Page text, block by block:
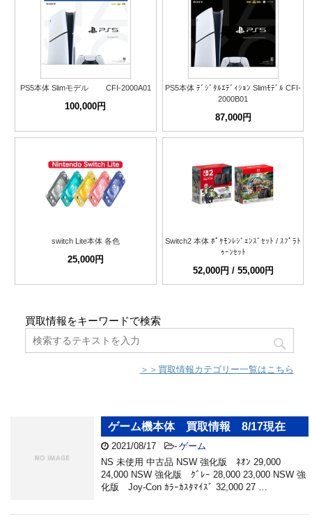
PS5本体 Slimモデル CFI-2000A01
100,000円
PS5本体 ﾃﾞｼﾞﾀﾙｴﾃﾞｨｼｮﾝ Slimﾓﾃﾞﾙ CFI-
2000B01
87,000円
switch Lite本体 各色
25,000円
Switch2 本体 ﾎﾟｹﾓﾝﾚｼﾞｪﾝｽﾞｾｯﾄ / ｽﾌﾟﾗﾄ
ｩｰﾝｾｯﾄ
52,000円 / 55,000円
買取情報をキーワードで検索
＞＞買取情報カテゴリー一覧はこちら
ゲーム機本体 買取情報 8/17現在
2021/08/17 - ゲーム
NS 未使用 中古品 NSW 強化版 ﾈｵﾝ 29,000
24,000 NSW 強化版 ｸﾞﾚｰ 28,000 23,000 NSW 強
化版 Joy-Con ｶﾗｰｶｽﾀﾏｲｽﾞ 32,000 27 …